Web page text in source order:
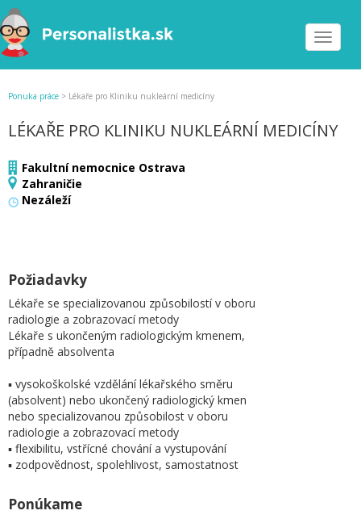
Toggle
Ponuka práce > Lékaře pro Kliniku nukleární medicíny
LÉKAŘE PRO KLINIKU NUKLEÁRNÍ MEDICÍNY
Fakultní nemocnice Ostrava
Zahraničie
Nezáleží
Požiadavky
Lékaře se specializovanou způsobilostí v oboru
radiologie a zobrazovací metody
Lékaře s ukončeným radiologickým kmenem,
případně absolventa
▪ vysokoškolské vzdělání lékařského směru
(absolvent) nebo ukončený radiologický kmen
nebo specializovanou způsobilost v oboru
radiologie a zobrazovací metody
▪ flexibilitu, vstřícné chování a vystupování
▪ zodpovědnost, spolehlivost, samostatnost
Ponúkame